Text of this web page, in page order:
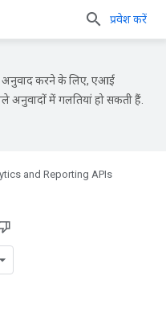
प्रवेश करें
अनुवाद करने के लिए, एआई
अनुवादों में गलतियां हो सकती हैं.
and Reporting APIs